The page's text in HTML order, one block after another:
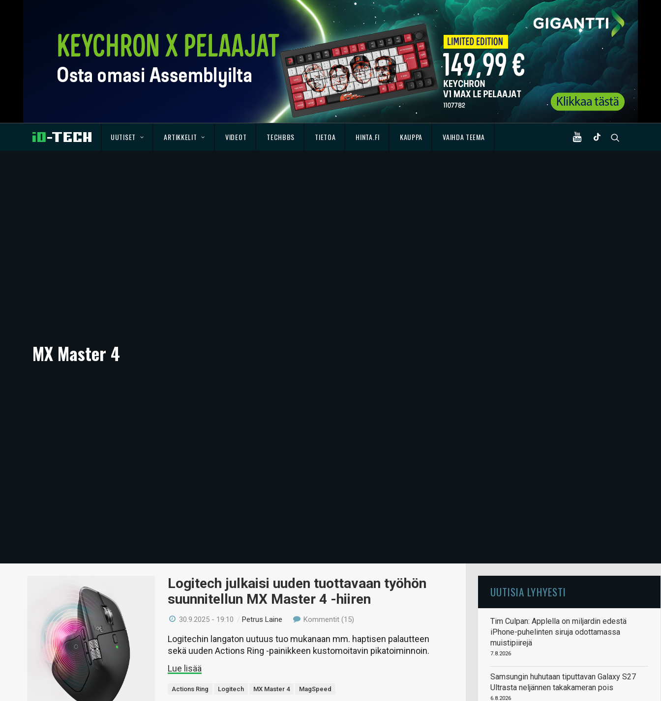
UUTISET ARTIKKELIT VIDEOT TECHBBS TIETOA HINTA.FI KAUPPA VAIHDA TEEMA
MX Master 4
Logitech julkaisi uuden tuottavaan työhön
suunnitellun MX Master 4 -hiiren
30.9.2025 - 19:10 /Petrus Laine Kommentit (15)
Logitechin langaton uutuus tuo mukanaan mm. haptisen palautteen
sekä uuden Actions Ring -painikkeen kustomoitavin pikatoiminnoin.
Lue lisää
Actions Ring Logitech MX Master 4 MagSpeed
UUTISIA LYHYESTI
Tim Culpan: Applella on miljardin edestä
iPhone-puhelinten siruja odottamassa
muistipiirejä
7.8.2026
Samsungin huhutaan tiputtavan Galaxy S27
Ultrasta neljännen takakameran pois
6.8.2026